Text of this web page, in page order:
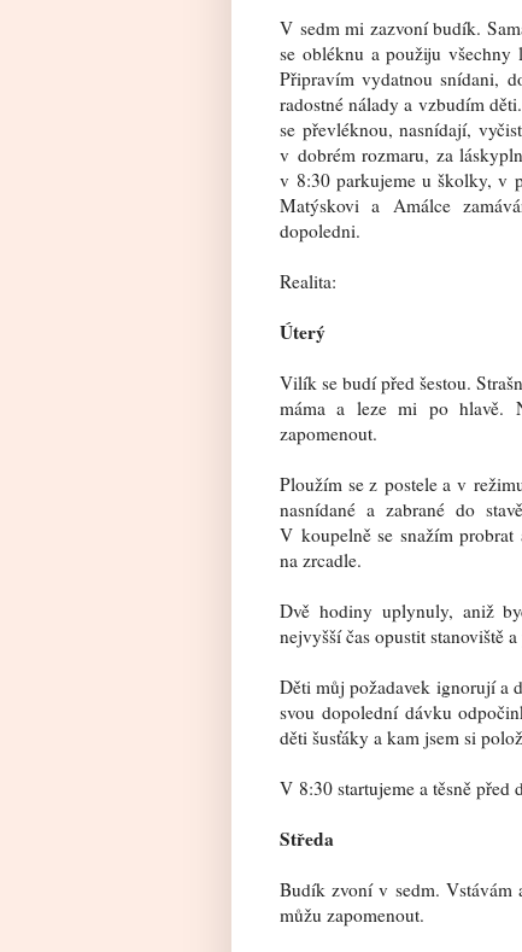
V sedm mi zazvoní budík.
se obléknu a použiju všechny
Připravím vydatnou snídani,
radostné nálady a vzbudím
se převléknou, nasnídají,
v dobrém rozmaru, za
v 8:30 parkujeme u školky, v
Matýskovi a Amálce
dopoledni.
Realita:
Úterý
Vilík se budí před šestou.
máma a leze mi po hlavě.
zapomenout.
Ploužím se z postele a v
nasnídané a zabrané do
V koupelně se snažím
na zrcadle.
Dvě hodiny uplynuly, aniž
nejvyšší čas opustit stanoviště
Děti můj požadavek ignorují a
svou dopolední dávku
děti šusťáky a kam jsem si
V 8:30 startujeme a těsně
Středa
Budík zvoní v sedm. Vstávám
můžu zapomenout.